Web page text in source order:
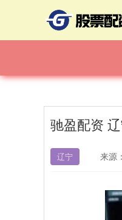
驰盈配资
辽宁 来源